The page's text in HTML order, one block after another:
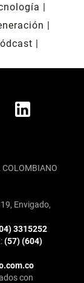
Envigado,
3315252
(57) (604)
con